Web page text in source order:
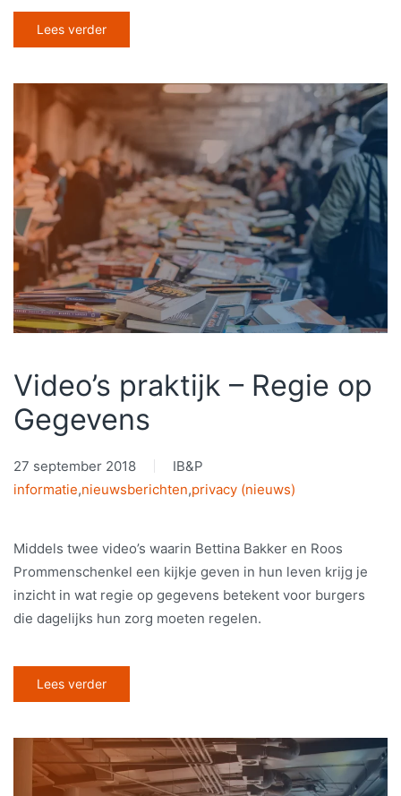
Lees verder
Video’s praktijk – Regie op
Gegevens
27 september 2018
IB&P
informatie,nieuwsberichten,privacy (nieuws)
Middels twee video’s waarin Bettina Bakker en Roos
Prommenschenkel een kijkje geven in hun leven krijg je
inzicht in wat regie op gegevens betekent voor burgers
die dagelijks hun zorg moeten regelen.
Lees verder